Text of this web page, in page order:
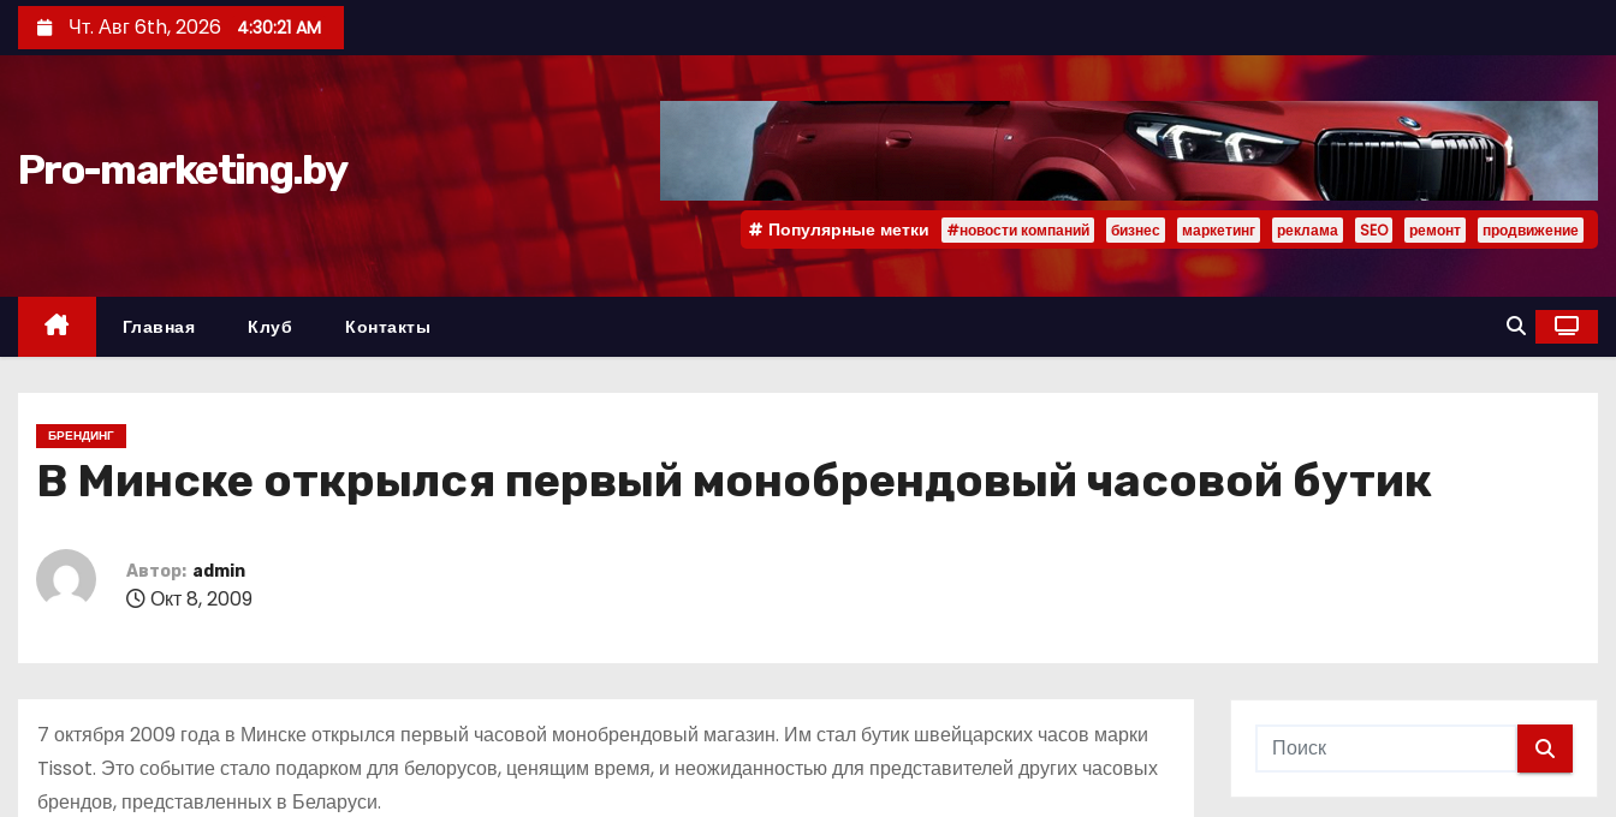
е
д
Чт. Авг 6th, 2026 4:30:22 AM
Pro-marketing.by
Популярные метки #новости компаний бизнес маркетинг реклама SEO ремонт продвижение
Главная Клуб Контакты
БРЕНДИНГ
В Минске открылся первый монобрендовый часовой бутик
Автор: admin
Окт 8, 2009
7 октября 2009 года в Минске открылся первый часовой монобрендовый магазин. Им стал бутик швейцарских часов марки
Tissot. Это событие стало подарком для белорусов, ценящим время, и неожиданностью для представителей других часовых
брендов, представленных в Беларуси.